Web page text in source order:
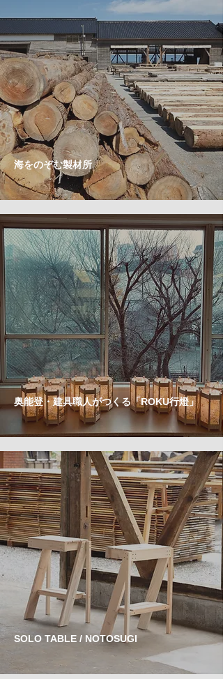
海をのぞむ製材所
奥能登・建具職人がつくる「ROKU行燈」
SOLO TABLE / NOTOSUGI